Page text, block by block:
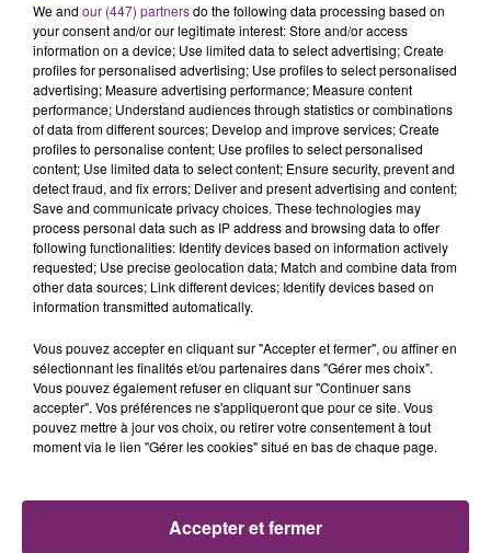
La Bulle - Guinguette éphémère
éclipse solaire du 12 Août 2026
We and our (447) partnersdo the following data processing based on
your consent and/or our legitimate interest: Store and/or access
information on a device; Use limited data to select advertising; Create
profiles for personalised advertising; Use profiles to select personalised
advertising; Measure advertising performance; Measure content
performance; Understand audiences through statistics or combinations
of data from different sources; Develop and improve services; Create
profiles to personalise content; Use profiles to select personalised
content; Use limited data to select content; Ensure security, prevent and
detect fraud, and fix errors; Deliver and present advertising and content;
Save and communicate privacy choices. These technologies may
process personal data such as IP address and browsing data to offer
following functionalities: Identify devices based on information actively
requested; Use precise geolocation data; Match and combine data from
other data sources; Link different devices; Identify devices based on
information transmitted automatically.
Vous pouvez accepter en cliquant sur "Accepter et fermer", ou affiner en
sélectionnant les finalités et/ou partenaires dans "Gérer mes choix".
Vous pouvez également refuser en cliquant sur "Continuer sans
accepter". Vos préférences ne s'appliqueront que pour ce site. Vous
pouvez mettre à jour vos choix, ou retirer votre consentement à tout
moment via le lien "Gérer les cookies" situé en bas de chaque page.
Accepter et fermer